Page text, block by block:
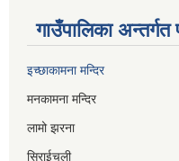
गाउँपालिका
इच्छाकामना मन्दिर
मनकामना मन्दिर
लामो झरना
सिराईचुली